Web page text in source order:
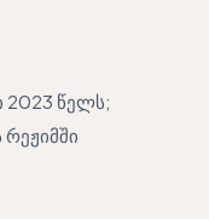
2023 წელს;